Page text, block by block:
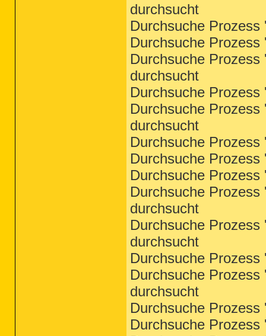
durchsucht
Durchsuche
Durchsuche
Durchsuche
durchsucht
Durchsuche
Durchsuche
durchsucht
Durchsuche
Durchsuche
Durchsuche
Durchsuche
durchsucht
Durchsuche
durchsucht
Durchsuche
Durchsuche
durchsucht
Durchsuche
Durchsuche